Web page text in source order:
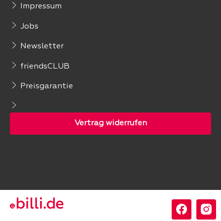
Impressum
Jobs
Newsletter
friendsCLUB
Preisgarantie